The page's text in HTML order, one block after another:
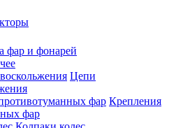
фар и фонарей
Цепи
Крепления
фар